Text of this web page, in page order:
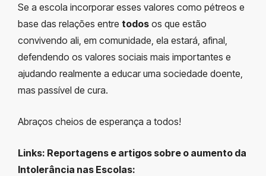
Se a escola incorporar esses valores como pétreos e
base das relações entre todos os que estão
convivendo ali, em comunidade, ela estará, afinal,
defendendo os valores sociais mais importantes e
ajudando realmente a educar uma sociedade doente,
mas passível de cura.
Abraços cheios de esperança a todos!
Links: Reportagens e artigos sobre o aumento da
Intolerância nas Escolas: